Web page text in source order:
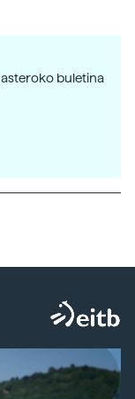
buletina